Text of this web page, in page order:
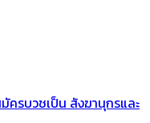
รบวชเป็น สังฆานุกรและ